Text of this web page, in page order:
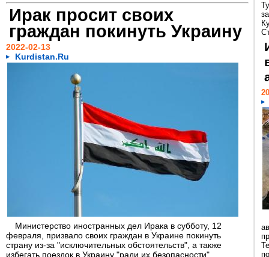
Ирак просит своих
граждан покинуть Украину
2022-02-13
Kurdistan.Ru
Министерство иностранных дел Ирака в субботу, 12
февраля, призвало своих граждан в Украине покинуть
страну из-за "исключительных обстоятельств", а также
избегать поездок в Украину "ради их безопасности"...